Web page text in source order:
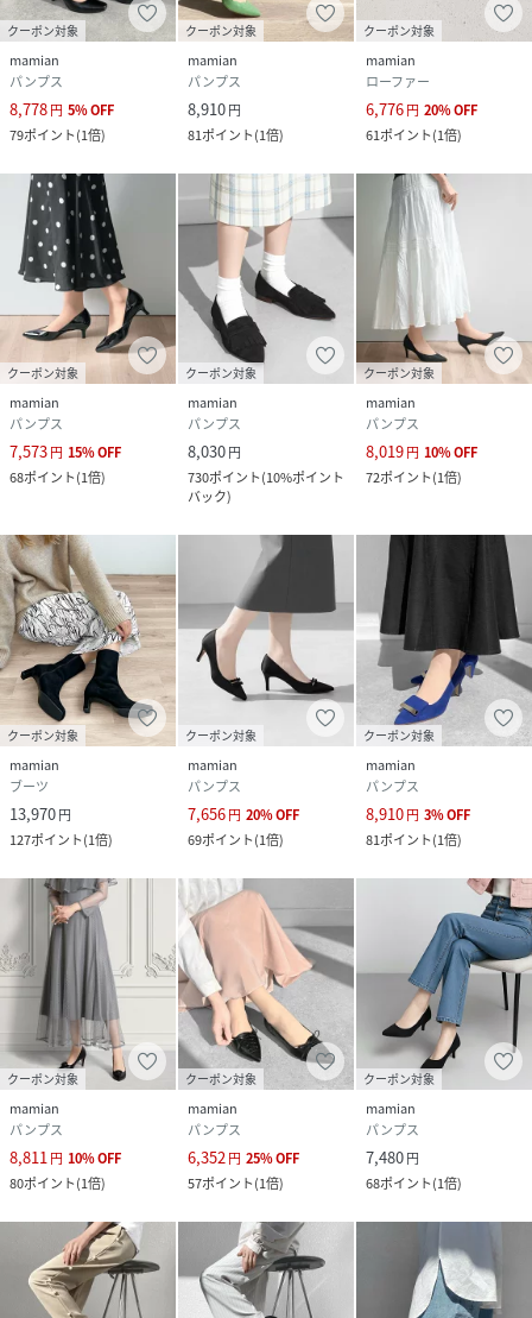
クーポン対象
mamian
パンプス
8,778円 5%OFF
79ポイント(1倍)
クーポン対象
mamian
パンプス
8,910円
81ポイント(1倍)
クーポン対象
mamian
ローファー
6,776円 20%OFF
61ポイント(1倍)
クーポン対象
mamian
パンプス
7,573円 15%OFF
68ポイント(1倍)
クーポン対象
mamian
パンプス
8,030円
730ポイント(10%ポイント
バック)
クーポン対象
mamian
パンプス
8,019円 10%OFF
72ポイント(1倍)
クーポン対象
mamian
ブーツ
13,970円
127ポイント(1倍)
クーポン対象
mamian
パンプス
7,656円 20%OFF
69ポイント(1倍)
クーポン対象
mamian
パンプス
8,910円 3%OFF
81ポイント(1倍)
クーポン対象
mamian
パンプス
8,811 円 10%OFF
80ポイント(1倍)
クーポン対象
mamian
パンプス
6,352 円 25%OFF
57ポイント(1倍)
クーポン対象
mamian
パンプス
7,480円
68ポイント(1倍)